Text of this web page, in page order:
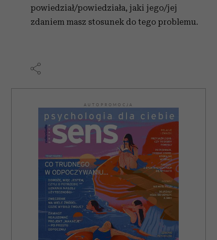
powiedział/powiedziała, jaki jego/jej
zdaniem masz stosunek do tego problemu.
AUTOPROMOCJA